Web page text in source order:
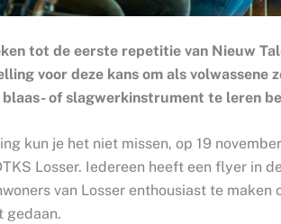
tot de eerste repetitie van Nieuw
voor deze kans om als volwassene
of slagwerkinstrument te leren
kun je het niet missen, op 19
Losser. Iedereen heeft een flyer in
van Losser enthousiast te maken
gedaan.